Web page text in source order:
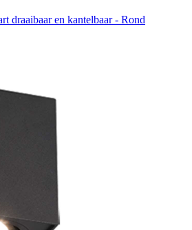
draaibaar en kantelbaar - Rond